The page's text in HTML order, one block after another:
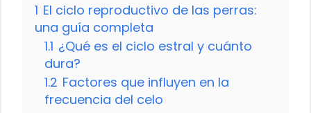
1 El ciclo reproductivo de las perras:
una guía completa
1.1 ¿Qué es el ciclo estral y cuánto
dura?
1.2 Factores que influyen en la
frecuencia del celo